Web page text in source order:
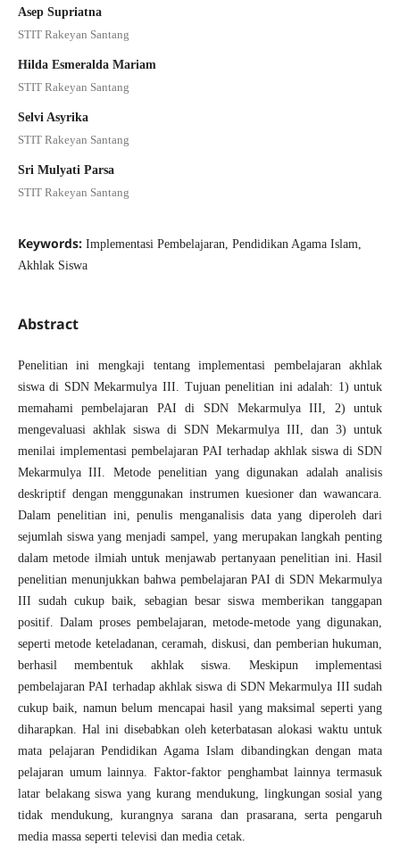
Asep Supriatna
STIT Rakeyan Santang
Hilda Esmeralda Mariam
STIT Rakeyan Santang
Selvi Asyrika
STIT Rakeyan Santang
Sri Mulyati Parsa
STIT Rakeyan Santang
Keywords: Implementasi Pembelajaran, Pendidikan Agama Islam,
Akhlak Siswa
Abstract
Penelitian ini mengkaji tentang implementasi pembelajaran akhlak
siswa di SDN Mekarmulya III. Tujuan penelitian ini adalah: 1) untuk
memahami pembelajaran PAI di SDN Mekarmulya III, 2) untuk
mengevaluasi akhlak siswa di SDN Mekarmulya III, dan 3) untuk
menilai implementasi pembelajaran PAI terhadap akhlak siswa di SDN
Mekarmulya III. Metode penelitian yang digunakan adalah analisis
deskriptif dengan menggunakan instrumen kuesioner dan wawancara.
Dalam penelitian ini, penulis menganalisis data yang diperoleh dari
sejumlah siswa yang menjadi sampel, yang merupakan langkah penting
dalam metode ilmiah untuk menjawab pertanyaan penelitian ini. Hasil
penelitian menunjukkan bahwa pembelajaran PAI di SDN Mekarmulya
III sudah cukup baik, sebagian besar siswa memberikan tanggapan
positif. Dalam proses pembelajaran, metode-metode yang digunakan,
seperti metode keteladanan, ceramah, diskusi, dan pemberian hukuman,
berhasil membentuk akhlak siswa. Meskipun implementasi
pembelajaran PAI terhadap akhlak siswa di SDN Mekarmulya III sudah
cukup baik, namun belum mencapai hasil yang maksimal seperti yang
diharapkan. Hal ini disebabkan oleh keterbatasan alokasi waktu untuk
mata pelajaran Pendidikan Agama Islam dibandingkan dengan mata
pelajaran umum lainnya. Faktor-faktor penghambat lainnya termasuk
latar belakang siswa yang kurang mendukung, lingkungan sosial yang
tidak mendukung, kurangnya sarana dan prasarana, serta pengaruh
media massa seperti televisi dan media cetak.